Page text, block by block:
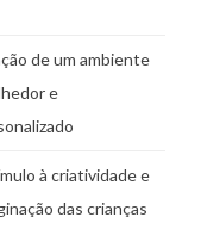
de um ambiente
e
à criatividade e
das crianças